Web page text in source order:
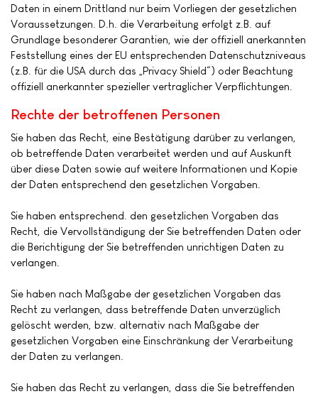
Daten in einem Drittland nur beim Vorliegen der gesetzlichen
Voraussetzungen. D.h. die Verarbeitung erfolgt z.B. auf
Grundlage besonderer Garantien, wie der offiziell anerkannten
Feststellung eines der EU entsprechenden Datenschutzniveaus
(z.B. für die USA durch das „Privacy Shield“) oder Beachtung
offiziell anerkannter spezieller vertraglicher Verpflichtungen.
Rechte der betroffenen Personen
Sie haben das Recht, eine Bestätigung darüber zu verlangen,
ob betreffende Daten verarbeitet werden und auf Auskunft
über diese Daten sowie auf weitere Informationen und Kopie
der Daten entsprechend den gesetzlichen Vorgaben.
Sie haben entsprechend. den gesetzlichen Vorgaben das
Recht, die Vervollständigung der Sie betreffenden Daten oder
die Berichtigung der Sie betreffenden unrichtigen Daten zu
verlangen.
Sie haben nach Maßgabe der gesetzlichen Vorgaben das
Recht zu verlangen, dass betreffende Daten unverzüglich
gelöscht werden, bzw. alternativ nach Maßgabe der
gesetzlichen Vorgaben eine Einschränkung der Verarbeitung
der Daten zu verlangen.
Sie haben das Recht zu verlangen, dass die Sie betreffenden